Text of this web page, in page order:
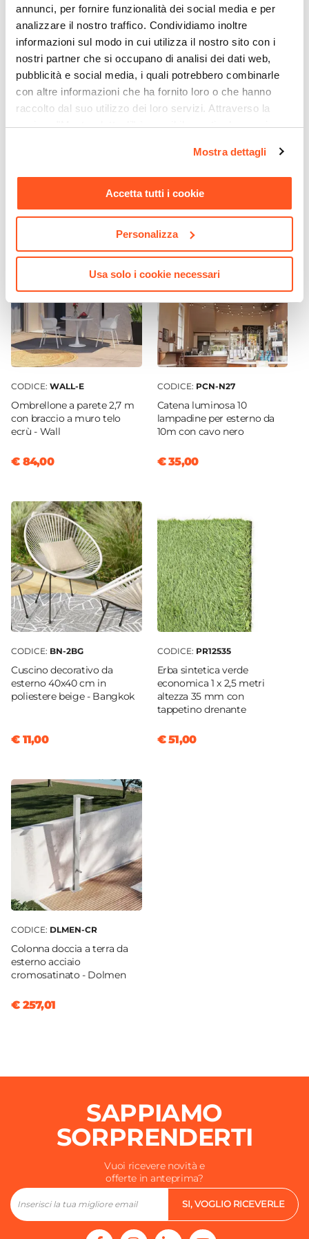
annunci, per fornire funzionalità dei social media e per
analizzare il nostro traffico. Condividiamo inoltre
informazioni sul modo in cui utilizza il nostro sito con i
nostri partner che si occupano di analisi dei dati web,
pubblicità e social media, i quali potrebbero combinarle
con altre informazioni che ha fornito loro o che hanno
raccolto dal suo utilizzo dei loro servizi. Attraverso la
sezione "Mostra dettagli" è possibile gestire le proprie
momento. Per maggiori informazioni si invita a leggere la
nostraCookie Policy.
Mostra dettagli
Accetta tutti i cookie
Personalizza
Usa solo i cookie necessari
marrone con tende ecrù e
€ 287,00
CODICE: WALL-E
Ombrellone a parete 2,7 m
con braccio a muro telo
ecrù - Wall
€ 84,00
CODICE: PCN-N27
Catena luminosa 10
lampadine per esterno da
10m con cavo nero
€ 35,00
CODICE: BN-2BG
Cuscino decorativo da
esterno 40x40 cm in
poliestere beige - Bangkok
€ 11,00
CODICE: PR12535
Erba sintetica verde
economica 1 x 2,5 metri
altezza 35 mm con
tappetino drenante
€ 51,00
CODICE: DLMEN-CR
Colonna doccia a terra da
esterno acciaio
cromosatinato - Dolmen
€ 257,01
SAPPIAMO
SORPRENDERTI
Vuoi ricevere novità e
offerte in anteprima?
SI, VOGLIO RICEVERLE